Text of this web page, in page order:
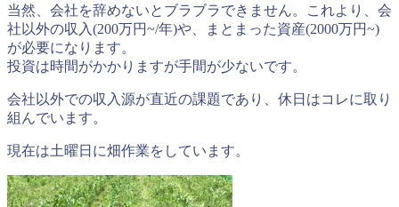
当然、会社を辞めないとブラブラできません。これより、会
社以外の収入(200万円~/年)や、まとまった資産(2000万円~)
が必要になります。
投資は時間がかかりますが手間が少ないです。
会社以外での収入源が直近の課題であり、休日はコレに取り
組んでいます。
現在は土曜日に畑作業をしています。